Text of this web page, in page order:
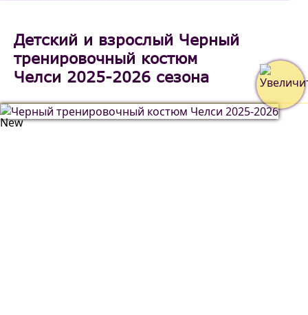
Детский и взрослый Черный
тренировочный костюм
Челси 2025-2026 сезона